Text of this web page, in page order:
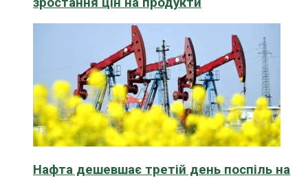
Нафта дешевшає третій день поспіль на